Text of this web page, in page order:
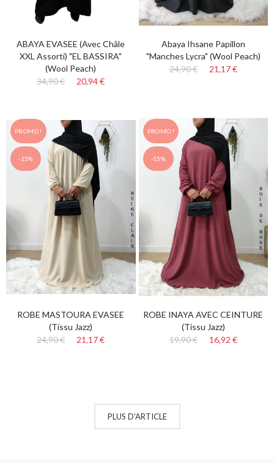
ABAYA EVASEE (avec Châle
XXL Assorti) "EL BASSIRA"
(Wool Peach)
34,90 €
20,94 €
Abaya Ihsane Papillon
"manches Lycra" (Wool Peach)
24,90 €
21,17 €
PROMO !
-15%
ROBE MASTOURA EVASEE
(tissu Jazz)
24,90 €
21,17 €
PROMO !
-15%
ROBE INAYA AVEC CEINTURE
(tissu Jazz)
19,90 €
16,92 €
PLUS D'ARTICLE